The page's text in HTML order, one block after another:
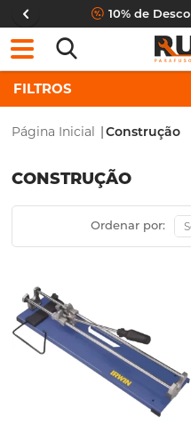
10% de
Página Inicial |Construção
FILTROS
CONSTRUÇÃO
Ordenar por: